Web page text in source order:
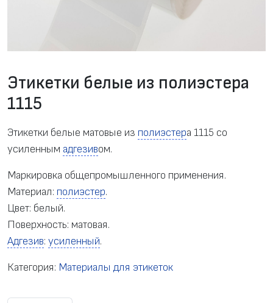
Этикетки белые из полиэстера
1115
Этикетки белые матовые из полиэстера 1115 со
усиленным адгезивом.
Маркировка общепромышленного применения.
Материал: полиэстер.
Цвет: белый.
Поверхность: матовая.
Адгезив: усиленный.
Категория: Материалы для этикеток